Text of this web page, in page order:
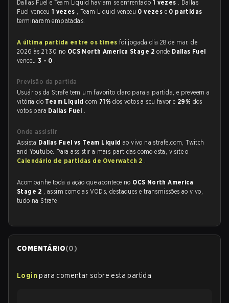
Dallas Fuel e Team Liquid haviam se enfrentado 1 vezes . Dallas
Fuel venceu 1 vezes , Team Liquid venceu 0 vezes e 0 partidas
terminaram empatadas.
A última partida entre os times foi jogada dia 28 de mar. de
2026 às 21:30 no OCS North America Stage 2onde Dallas Fuel
venceu 3 - 0 .
Previsão da partida
Usuários da Strafe tem um favorito claro para a partida, e preveem a
vitória do Team Liquidcom 71%dos votos a seu favor e 29% dos
votos para Dallas Fuel .
Onde assistir
Assista Dallas Fuel vs Team Liquidao vivo na strafe.com, Twitch
and Youtube. Para assistir a mais partidas como esta, visite o
Calendário de partidas de Overwatch 2 .
Acompanhe toda a ação que acontece no OCS North America
Stage 2 , assim como as VODs, destaques e transmissões ao vivo,
tudo na Strafe.
COMENTÁRIO(0)
Login para comentar sobre esta partida